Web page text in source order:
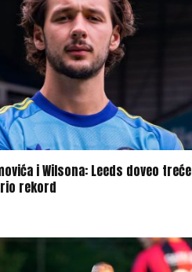
i Wilsona: Leeds doveo treće
rekord